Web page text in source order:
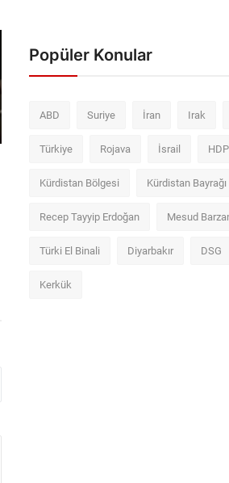
Popüler Konular
ABD Suriye İran Irak
Türkiye Rojava İsrail HDP
Kürdistan Bölgesi Kürdistan Bayrağı
Recep Tayyip Erdoğan Mesud
Türki El Binali Diyarbakır DSG
Kerkük